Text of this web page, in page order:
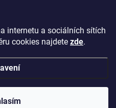
internetu a sociálních sítích
cookies najdete zde.
Hradec - profesní kurzy
. Všechna práva vyhrazena.